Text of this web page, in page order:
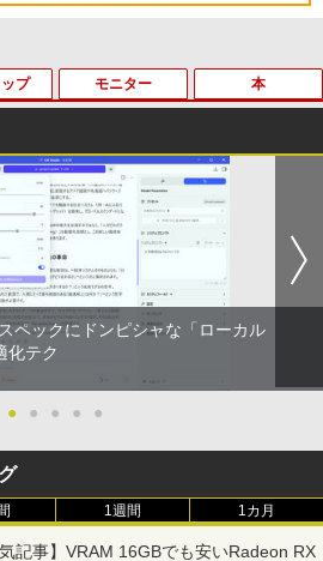
WAYNE feat. Flo Milli, ATL Jacob
WAYNE feat. Flo Milli, ATL Jacob
ぬ糸
Road (Stadium ver.)
天然水 ラベルレス 500ml ×24本
の天然水 バナジウム含有 水 ミネラル
(Smart Basic)
限定】 い・ろ・は・す 2L P
ベルレス ×8本
炭酸水 ラベルレス 500ml ×24本
ひとりごと 17巻 (デジタル版ビッグガ
コミックス)
居酒屋「のぶ」(22) (角川コミックス・
)
PIECE モノクロ版 115 (ジャンプコミッ
DIGITAL)
モノクロ版 39 (ジャンプ
マラソン限定価格】中古 NEC Lavie N
NAB Core i7 8565U 第8世代CPU
リ8GB SSD480GB+SSD16GB[Opta
内蔵 15インチ フルHD Wind
Home WEBカメラ 無線LAN テン
Blu-ray PC-NS700NAB 1年保証 レ
ー特典:WPS Office Bランク ノート
コン
19,800
ラソンセール期間中ポイント5倍】中
ートパソコン メーカーが選べる 型番
かせ コスパ重視 Windows11 第8世
/ 第10世代 Core i3 / i5 / i7 選択可能
かせ Wi-Fi 初期設定済 すぐ使える 9
プ
訳あり品】中古パソコン | NEC | Mate
1 | Windows11 | デスクトップ
年保証 | 第7世代 | Core i5 7500 3.4
最大3.8)GHz | MEM:8GB | SSD:256G
DVD-ROM | 無線LAN:あり | Win11Pr
エントリーでポイント10倍】 16GBメ
ション 中古 Aランク 良品 Win11 Pr
E3 DELL Precision 3420 256G
500GB HDD DVD 省スペース デ
トップパソコン 中古PC
モニター
マラソンセール期間中ポイント5倍】
とめ買いでお得】 中古モニター 18.5
チ WXGA 1366x768 ノングレア DE
E1916H DisplayPort VGA ケーブル
サブモニターにおすすめ 動作確認済
日保証 送料無料
期間限定10%OFFクーポン 8/12 10時
ベゼル ディスプレイ 液晶モニター PC
ター 壁掛け フリッカーレス FreeSy
21.5インチ 角度調節 FullHD ブルー
トカット VAパネル VESAフル FHD
本
限定生産・特典つき 】YUZURU2027
結弦カレンダー壁掛け版 [ 能登 直 ]
5,170
かなえるゾウ 子ども版1 おかしな
]
古】 ホルトハウス房子のお菓子
ペックにドンピシャな「ローカル
化テク
● ● ● ● ●
1週間 1カ月
記事】VRAM 16GBでも安いRadeon RX